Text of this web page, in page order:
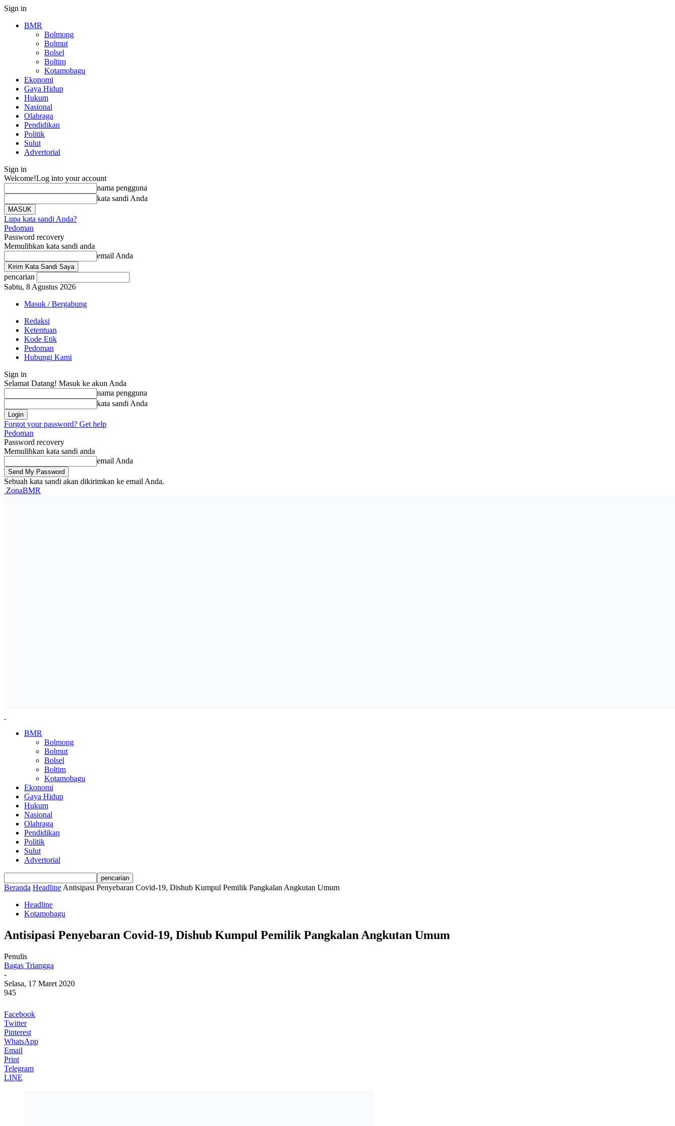
Sign in
BMR
Bolmong
Bolmut
Bolsel
Boltim
Kotamobagu
Ekonomi
Gaya Hidup
Hukum
Nasional
Olahraga
Pendidikan
Politik
Sulut
Advertorial
Sign in
Welcome!Log into your account
nama pengguna
kata sandi Anda
Lupa kata sandi Anda?
Pedoman
Password recovery
Memulihkan kata sandi anda
email Anda
pencarian
Sabtu, 8 Agustus 2026
Masuk / Bergabung
Redaksi
Ketentuan
Kode Etik
Pedoman
Hubungi Kami
Sign in
Selamat Datang! Masuk ke akun Anda
nama pengguna
kata sandi Anda
Forgot your password? Get help
Pedoman
Password recovery
Memulihkan kata sandi anda
email Anda
Sebuah kata sandi akan dikirimkan ke email Anda.
ZonaBMR
BMR
Bolmong
Bolmut
Bolsel
Boltim
Kotamobagu
Ekonomi
Gaya Hidup
Hukum
Nasional
Olahraga
Pendidikan
Politik
Sulut
Advertorial
Beranda Headline Antisipasi Penyebaran Covid-19, Dishub Kumpul Pemilik Pangkalan Angkutan Umum
Headline
Kotamobagu
Antisipasi Penyebaran Covid-19, Dishub Kumpul Pemilik Pangkalan Angkutan Umum
Penulis
Bagas Triangga
-
Selasa, 17 Maret 2020
945
Facebook
Twitter
Pinterest
WhatsApp
Email
Print
Telegram
LINE